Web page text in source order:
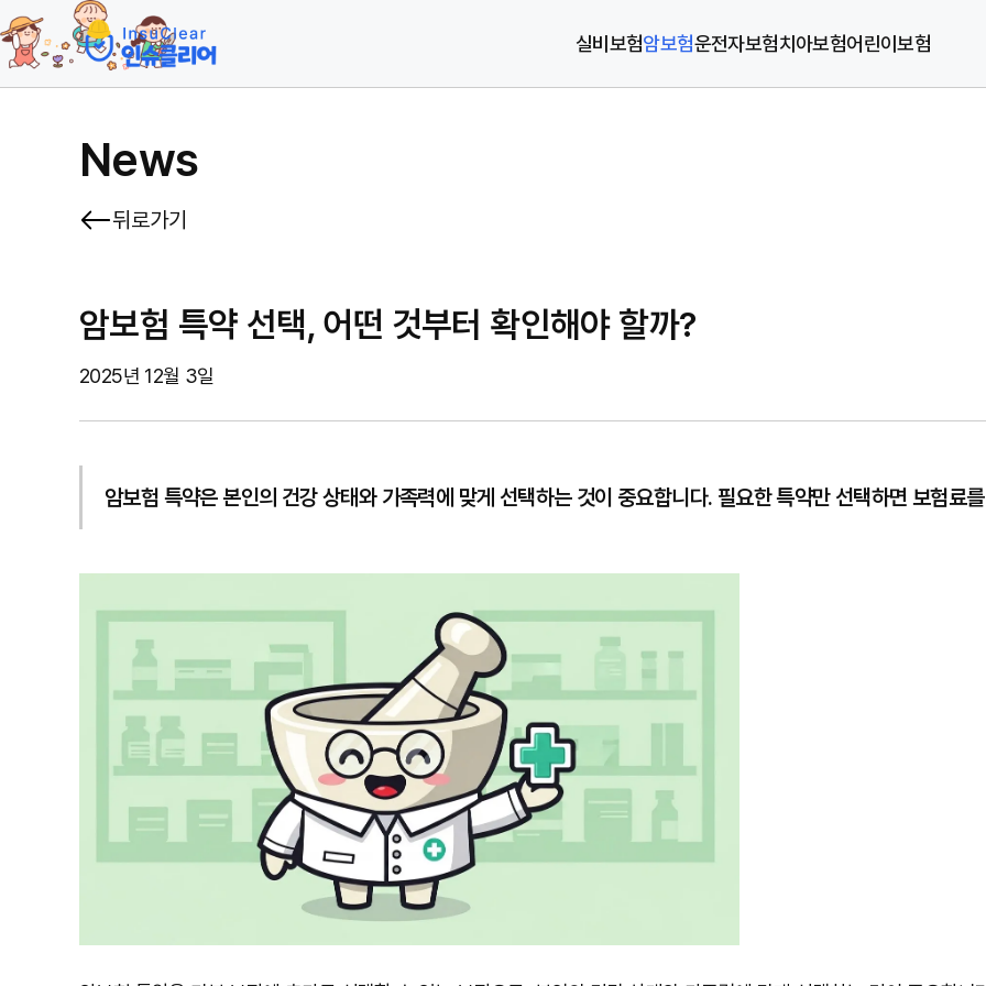
실비보험암보험운전자보험치아보험어린이보험
News
뒤로가기
암보험 특약 선택, 어떤 것부터 확인해야 할까?
2025년 12월 3일
암보험 특약은 본인의 건강 상태와 가족력에 맞게 선택하는 것이 중요합니다. 필요한 특약만 선택하면 보험료